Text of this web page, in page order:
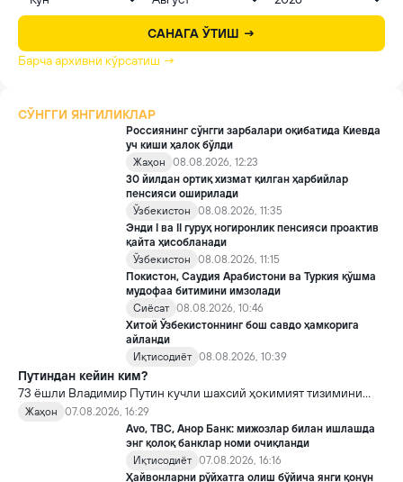
САНАГА ЎТИШ →
Барча архивни кўрсатиш →
СЎНГГИ ЯНГИЛИКЛАР
Россиянинг сўнгги зарбалари оқибатида Киевда
уч киши ҳалок бўлди
Жаҳон
08.08.2026, 12:23
30 йилдан ортиқ хизмат қилган ҳарбийлар
пенсияси оширилади
Ўзбекистон
08.08.2026, 11:35
Энди I ва II гуруҳ ногиронлик пенсияси проактив
қайта ҳисобланади
Ўзбекистон
08.08.2026, 11:15
Покистон, Саудия Арабистони ва Туркия қўшма
мудофаа битимини имзолади
Сиёсат 08.08.2026, 10:46
Хитой Ўзбекистоннинг бош савдо ҳамкорига
айланди
Иқтисодиёт 08.08.2026, 10:39
Путиндан кейин ким?
73 ёшли Владимир Путин кучли шахсий ҳокимият тизимини
яратди, аммо ундан кейин ким келиши ва ҳокимиятни
топшириш механизми ҳали ноаниқ. Таҳлилчилар фикрича, бу
Кремлда ворислик жангига олиб келиши мумкин.
Жаҳон
07.08.2026, 16:29
Avo, TBC, Анор Банк: мижозлар билан ишлашда
энг қолоқ банклар номи очиқланди
Иқтисодиёт 07.08.2026, 16:16
Ҳайвонларни рўйхатга олиш бўйича янги қонун